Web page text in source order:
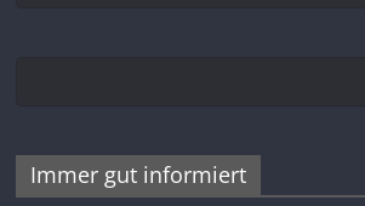
Immer gut informiert